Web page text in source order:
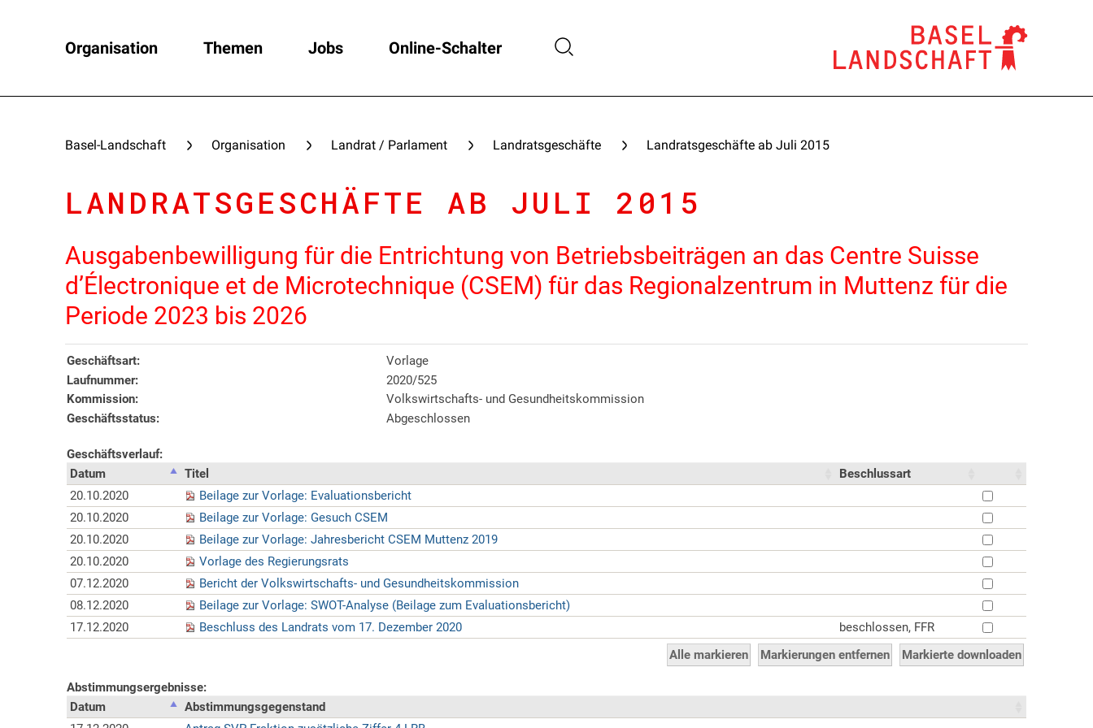
Organisation Themen Jobs Online-Schalter
Basel-Landschaft Organisation Landrat / Parlament Landratsgeschäfte Landratsgeschäfte ab Juli 2015
LANDRATSGESCHÄFTE AB JULI 2015